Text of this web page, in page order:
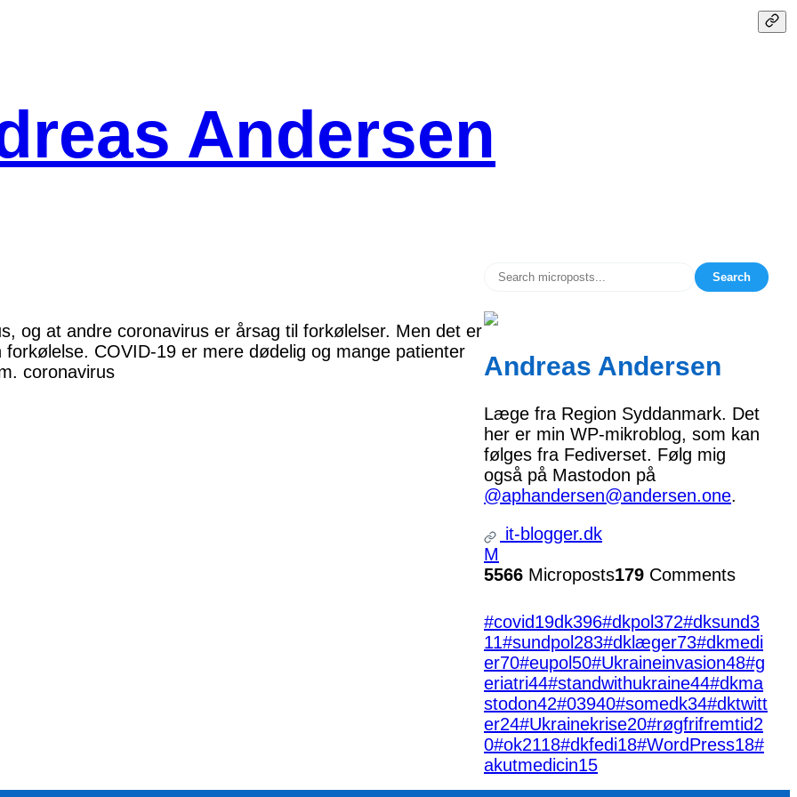
Andersen
og at andre coronavirus er årsag til forkølelser. Men det er
COVID-19 er mere dødelig og mange patienter
coronavirus
Search
Andreas Andersen
Læge fra Region Syddanmark. Det
her er min WP-mikroblog, som kan
følges fra Fediverset. Følg mig
også på Mastodon på
@aphandersen@andersen.one.
it-blogger.dk
M
5566 Microposts179 Comments
#covid19dk396#dkpol372#dksund3
11#sundpol 283#dklæger73#dkmedi
er70#eupol 50#Ukraineinvasion48#g
eriatri44#standwithukraine44#dkma
stodon42#03940#somedk34#dktwitt
er24#Ukrainekrise20#røgfrifremtid2
0#ok2118#dkfedi18#WordPress18#
akutmedicin15